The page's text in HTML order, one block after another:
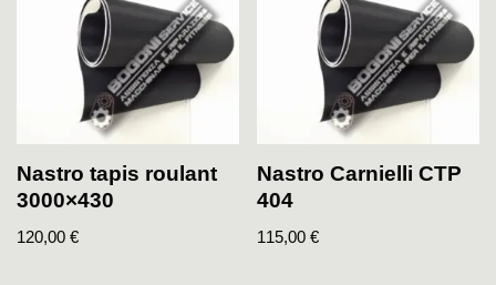
Nastro tapis roulant
3000×430
120,00 €
Nastro Carnielli CTP
404
115,00€